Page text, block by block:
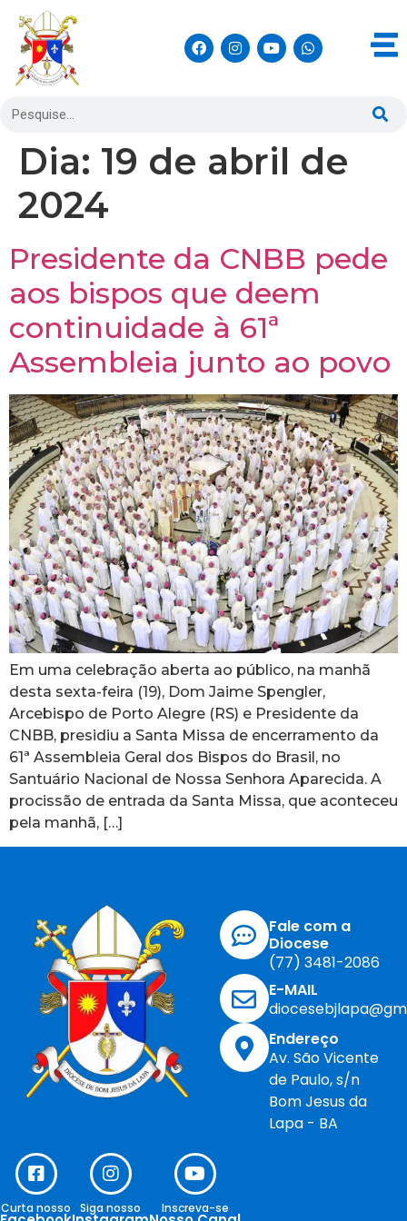
Dia: 19 de abril de
2024
Presidente da CNBB pede
aos bispos que deem
continuidade à 61ª
Assembleia junto ao povo
Em uma celebração aberta ao público, na manhã
desta sexta-feira (19), Dom Jaime Spengler,
Arcebispo de Porto Alegre (RS) e Presidente da
CNBB, presidiu a Santa Missa de encerramento da
61ª Assembleia Geral dos Bispos do Brasil, no
Santuário Nacional de Nossa Senhora Aparecida. A
procissão de entrada da Santa Missa, que aconteceu
pela manhã, […]
Fale com a
Diocese
(77) 3481-2086
E-MAIL
Endereço
Av. São Vicente
de Paulo, s/n
Bom Jesus da
Lapa - BA
Curta nosso Siga nosso Inscreva-se